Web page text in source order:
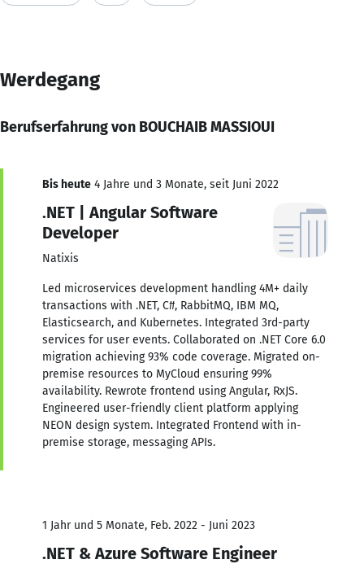
Werdegang
Berufserfahrung von BOUCHAIB MASSIOUI
Bis heute 4 Jahre und 3 Monate, seit Juni 2022
.NET | Angular Software
Developer
Natixis
Led microservices development handling 4M+ daily
transactions with .NET, C#, RabbitMQ, IBM MQ,
Elasticsearch, and Kubernetes. Integrated 3rd-party
services for user events. Collaborated on .NET Core 6.0
migration achieving 93% code coverage. Migrated on-
premise resources to MyCloud ensuring 99%
availability. Rewrote frontend using Angular, RxJS.
Engineered user-friendly client platform applying
NEON design system. Integrated Frontend with in-
premise storage, messaging APIs.
1 Jahr und 5 Monate, Feb. 2022 - Juni 2023
.NET & Azure Software Engineer